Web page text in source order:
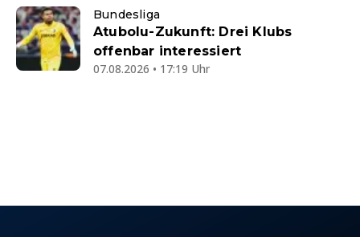
Bundesliga
Atubolu-Zukunft: Drei Klubs
offenbar interessiert
07.08.2026 • 17:19 Uhr